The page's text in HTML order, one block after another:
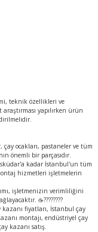
teknik özellikleri ve
yapılırken ürün
ocakları, pastaneler ve tüm
önemli bir parçasıdır.
kadar İstanbul'un tüm
hizmetleri işletmelerin
işletmenizin verimliliğini
☕????????
fiyatları, İstanbul çay
montajı, endüstriyel çay
kazanı satış.